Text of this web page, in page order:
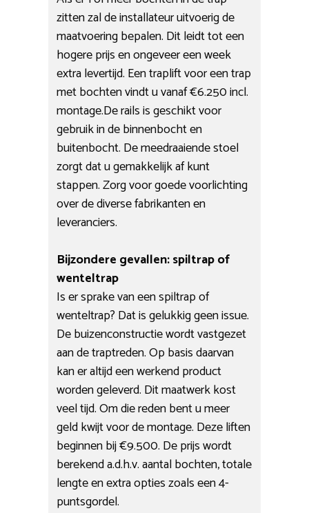
zitten zal de installateur uitvoerig de
maatvoering bepalen. Dit leidt tot een
hogere prijs en ongeveer een week
extra levertijd. Een traplift voor een trap
met bochten vindt u vanaf €6.250 incl.
montage.De rails is geschikt voor
gebruik in de binnenbocht en
buitenbocht. De meedraaiende stoel
zorgt dat u gemakkelijk af kunt
stappen. Zorg voor goede voorlichting
over de diverse fabrikanten en
leveranciers.
Bijzondere gevallen: spiltrap of
wenteltrap
Is er sprake van een spiltrap of
wenteltrap? Dat is gelukkig geen issue.
De buizenconstructie wordt vastgezet
aan de traptreden. Op basis daarvan
kan er altijd een werkend product
worden geleverd. Dit maatwerk kost
veel tijd. Om die reden bent u meer
geld kwijt voor de montage. Deze liften
beginnen bij €9.500. De prijs wordt
berekend a.d.h.v. aantal bochten, totale
lengte en extra opties zoals een 4-
puntsgordel.